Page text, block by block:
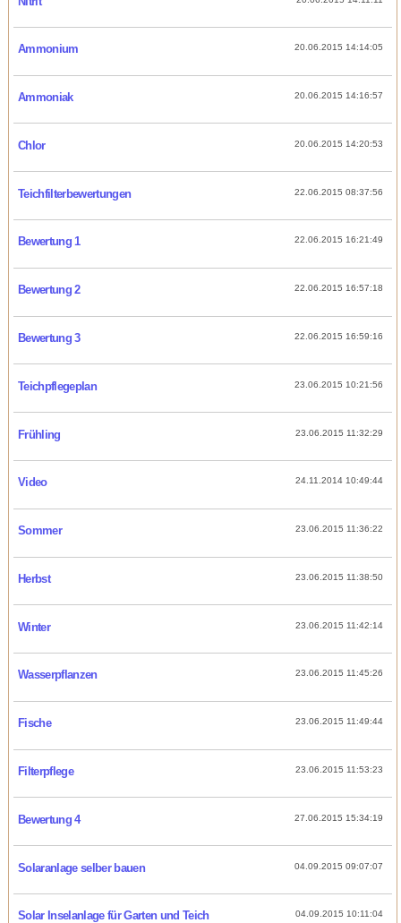
20.06.2015 14:14:05
Ammonium
20.06.2015 14:16:57
Ammoniak
20.06.2015 14:20:53
Chlor
22.06.2015 08:37:56
Teichfilterbewertungen
22.06.2015 16:21:49
Bewertung 1
22.06.2015 16:57:18
Bewertung 2
22.06.2015 16:59:16
Bewertung 3
23.06.2015 10:21:56
Teichpflegeplan
23.06.2015 11:32:29
Frühling
24.11.2014 10:49:44
Video
23.06.2015 11:36:22
Sommer
23.06.2015 11:38:50
Herbst
23.06.2015 11:42:14
Winter
23.06.2015 11:45:26
Wasserpflanzen
23.06.2015 11:49:44
Fische
23.06.2015 11:53:23
Filterpflege
27.06.2015 15:34:19
Bewertung 4
04.09.2015 09:07:07
Solaranlage selber bauen
04.09.2015 10:11:04
Solar Inselanlage für Garten und Teich